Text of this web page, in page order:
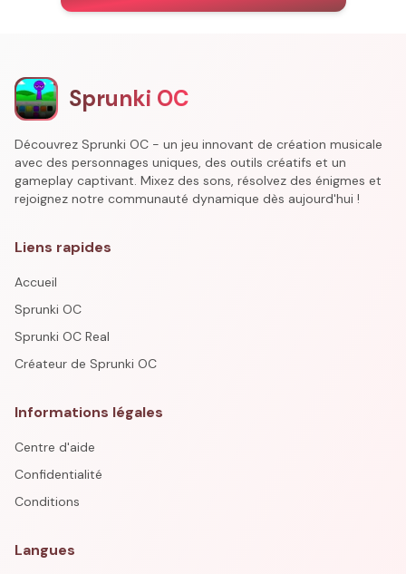
Sprunki OC
Découvrez Sprunki OC - un jeu innovant de création musicale
avec des personnages uniques, des outils créatifs et un
gameplay captivant. Mixez des sons, résolvez des énigmes et
rejoignez notre communauté dynamique dès aujourd'hui !
Liens rapides
Accueil
Sprunki OC
Sprunki OC Real
Créateur de Sprunki OC
Informations légales
Centre d'aide
Confidentialité
Conditions
Langues